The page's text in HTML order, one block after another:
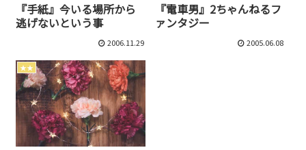
『手紙』今いる場所から
逃げないという事
2006.11.29
『電車男』2ちゃんねるフ
ァンタジー
2005.06.08
★★